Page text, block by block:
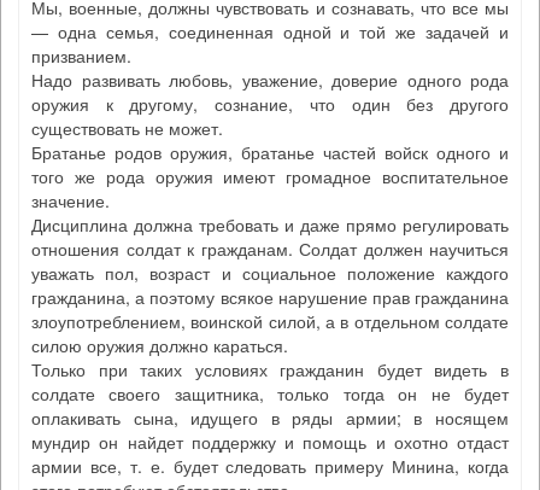
Мы, военные, должны чувствовать и сознавать, что все мы
— одна семья, соединенная одной и той же задачей и
призванием.
Надо развивать любовь, уважение, доверие одного рода
оружия к другому, сознание, что один без другого
существовать не может.
Братанье родов оружия, братанье частей войск одного и
того же рода оружия имеют громадное воспитательное
значение.
Дисциплина должна требовать и даже прямо регулировать
отношения солдат к гражданам. Солдат должен научиться
уважать пол, возраст и социальное положение каждого
гражданина, а поэтому всякое нарушение прав гражданина
злоупотреблением, воинской силой, а в отдельном солдате
силою оружия должно караться.
Только при таких условиях гражданин будет видеть в
солдате своего защитника, только тогда он не будет
оплакивать сына, идущего в ряды армии; в носящем
мундир он найдет поддержку и помощь и охотно отдаст
армии все, т. е. будет следовать примеру Минина, когда